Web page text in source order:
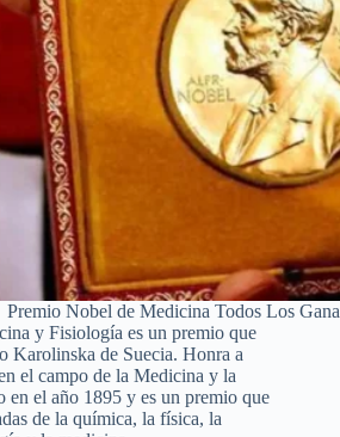
Premio Nobel de Medicina Todos Los
y Fisiología es un premio que
Karolinska de Suecia. Honra a
el campo de la Medicina y la
en el año 1895 y es un premio que
de la química, la física, la